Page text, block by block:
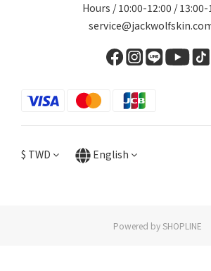
Hours / 10:00-12:00 / 13:00-
$ TWD English
Powered by SHOPLINE